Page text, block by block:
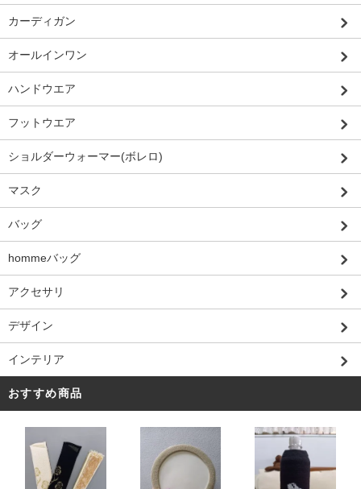
カーディガン
オールインワン
ハンドウエア
フットウエア
ショルダーウォーマー(ボレロ)
マスク
バッグ
hommeバッグ
アクセサリ
デザイン
インテリア
おすすめ商品